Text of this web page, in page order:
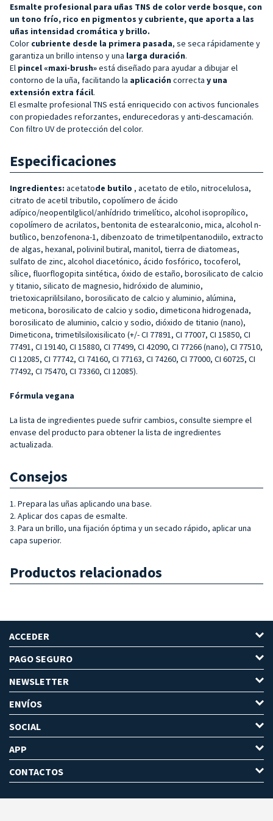
Esmalte profesional para uñas TNS de color verde bosque, con
un tono frío, rico en pigmentos y cubriente, que aporta a las
uñas intensidad cromática y brillo.
Color cubriente desde la primera pasada, se seca rápidamente y
garantiza un brillo intenso y una larga duración.
El pincel «maxi-brush»está diseñado para ayudar a dibujar el
contorno de la uña, facilitando la aplicación correcta y una
extensión extra fácil.
El esmalte profesional TNS está enriquecido con activos funcionales
con propiedades reforzantes, endurecedoras y anti-descamación.
Con filtro UV de protección del color.
Especificaciones
Ingredientes: acetatode butilo , acetato de etilo, nitrocelulosa,
citrato de acetil tributilo, copolímero de ácido
adípico/neopentilglicol/anhídrido trimelítico, alcohol isopropílico,
copolímero de acrilatos, bentonita de estearalconio, mica, alcohol n-
butílico, benzofenona-1, dibenzoato de trimetilpentanodiilo, extracto
de algas, hexanal, polivinil butiral, manitol, tierra de diatomeas,
sulfato de zinc, alcohol diacetónico, ácido fosfórico, tocoferol,
sílice, fluorflogopita sintética, óxido de estaño, borosilicato de calcio
y titanio, silicato de magnesio, hidróxido de aluminio,
trietoxicaprililsilano, borosilicato de calcio y aluminio, alúmina,
meticona, borosilicato de calcio y sodio, dimeticona hidrogenada,
borosilicato de aluminio, calcio y sodio, dióxido de titanio (nano),
Dimeticona, trimetilsiloxisilicato (+/- CI 77891, CI 77007, CI 15850, CI
77491, CI 19140, CI 15880, CI 77499, CI 42090, CI 77266 (nano), CI 77510,
CI 12085, CI 77742, CI 74160, CI 77163, CI 74260, CI 77000, CI 60725, CI
77492, CI 75470, CI 73360, CI 12085).
Fórmula vegana
La lista de ingredientes puede sufrir cambios, consulte siempre el
envase del producto para obtener la lista de ingredientes
actualizada.
Consejos
1. Prepara las uñas aplicando una base.
2. Aplicar dos capas de esmalte.
3. Para un brillo, una fijación óptima y un secado rápido, aplicar una
capa superior.
Productos relacionados
ACCEDER
PAGO SEGURO
NEWSLETTER
ENVÍOS
SOCIAL
APP
CONTACTOS